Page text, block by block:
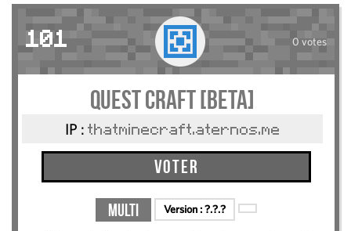
101 0 votes
quest craft [beta]
IP : thatminecraft.aternos.me
Voter
Multi Version :?.?.?